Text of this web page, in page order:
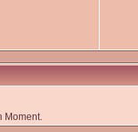
Moment.